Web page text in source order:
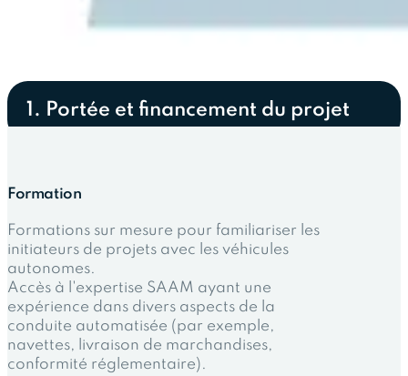
1. Portée et financement du projet
Formation
Formations sur mesure pour familiariser les
initiateurs de projets avec les véhicules
autonomes.
Accès à l'expertise SAAM ayant une
expérience dans divers aspects de la
conduite automatisée (par exemple,
navettes, livraison de marchandises,
conformité réglementaire).